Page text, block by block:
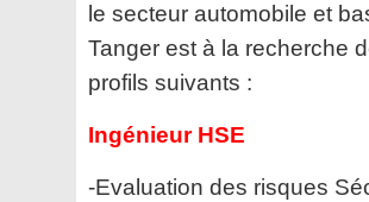
le secteur automobile et
Tanger est à la recherche
profils suivants :
Ingénieur HSE
-Evaluation des risques